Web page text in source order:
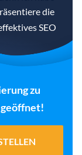
die
SEO
zu